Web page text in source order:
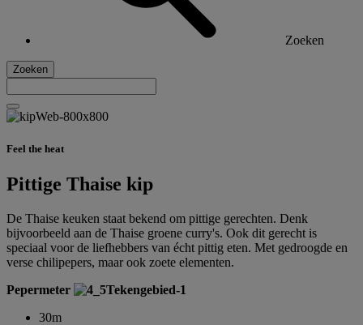
Zoeken
Zoeken
Feel the heat
Pittige Thaise kip
De Thaise keuken staat bekend om pittige gerechten. Denk
bijvoorbeeld aan de Thaise groene curry's. Ook dit gerecht is
speciaal voor de liefhebbers van écht pittig eten. Met gedroogde en
verse chilipepers, maar ook zoete elementen.
Pepermeter
30m